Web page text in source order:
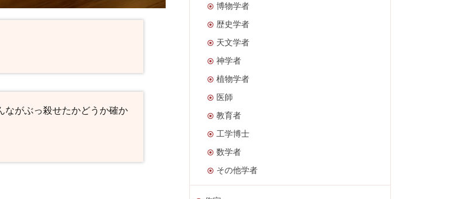
がぶっ殺せたかどうか確か
博物学者
歴史学者
天文学者
神学者
植物学者
医師
教育者
工学博士
数学者
その他学者